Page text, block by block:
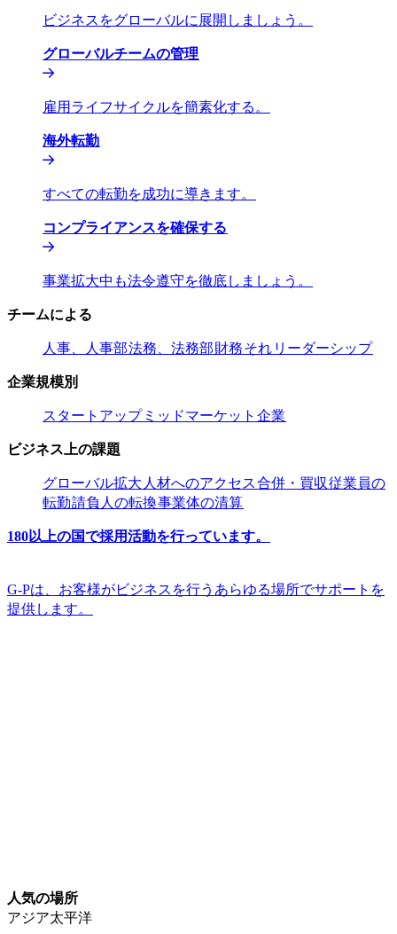
ビジネスをグローバルに展開しましょう。​​
グローバルチームの管理​​
雇用ライフサイクルを簡素化する。​​
海外転勤​​
すべての転勤を成功に導きます。​​
コンプライアンスを確保する​​
事業拡大中も法令遵守を徹底しましょう。​​
チームによる​​
人事、人事部​​法務、法務部​​財務​​それ​​ リーダーシップ​​
企業規模別​​
スタートアップ​​ ミッドマーケット​​ 企業​​
ビジネス上の課題​​
グローバル拡大​​ 人材へのアクセス​​合併・買収​​従業員の
転勤​​請負人の転換​​事業体の清算​​
180以上の国で採用活動を行っています。​​
G-Pは、お客様がビジネスを行うあらゆる場所でサポートを
提供します。​​
人気の場所​​
アジア太平洋​​